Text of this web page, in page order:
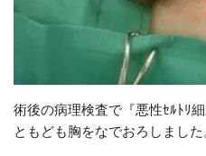
術後の病理検査で『悪性ｾﾙﾄﾘ
ともども胸をなでおろしました